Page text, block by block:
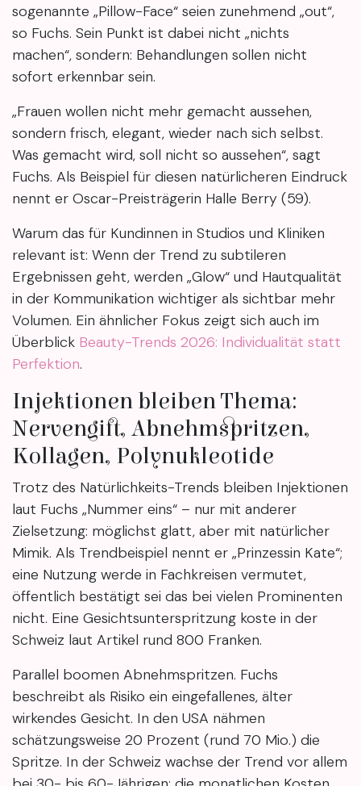
sogenannte „Pillow-Face“ seien zunehmend „out“,
so Fuchs. Sein Punkt ist dabei nicht „nichts
machen“, sondern: Behandlungen sollen nicht
sofort erkennbar sein.
„Frauen wollen nicht mehr gemacht aussehen,
sondern frisch, elegant, wieder nach sich selbst.
Was gemacht wird, soll nicht so aussehen“, sagt
Fuchs. Als Beispiel für diesen natürlicheren Eindruck
nennt er Oscar-Preisträgerin Halle Berry (59).
Warum das für Kundinnen in Studios und Kliniken
relevant ist: Wenn der Trend zu subtileren
Ergebnissen geht, werden „Glow“ und Hautqualität
in der Kommunikation wichtiger als sichtbar mehr
Volumen. Ein ähnlicher Fokus zeigt sich auch im
Überblick Beauty-Trends 2026: Individualität statt
Perfektion.
Injektionen bleiben Thema:
Nervengift, Abnehmspritzen,
Kollagen, Polynukleotide
Trotz des Natürlichkeits-Trends bleiben Injektionen
laut Fuchs „Nummer eins“ – nur mit anderer
Zielsetzung: möglichst glatt, aber mit natürlicher
Mimik. Als Trendbeispiel nennt er „Prinzessin Kate“;
eine Nutzung werde in Fachkreisen vermutet,
öffentlich bestätigt sei das bei vielen Prominenten
nicht. Eine Gesichtsunterspritzung koste in der
Schweiz laut Artikel rund 800 Franken.
Parallel boomen Abnehmspritzen. Fuchs
beschreibt als Risiko ein eingefallenes, älter
wirkendes Gesicht. In den USA nähmen
schätzungsweise 20 Prozent (rund 70 Mio.) die
Spritze. In der Schweiz wachse der Trend vor allem